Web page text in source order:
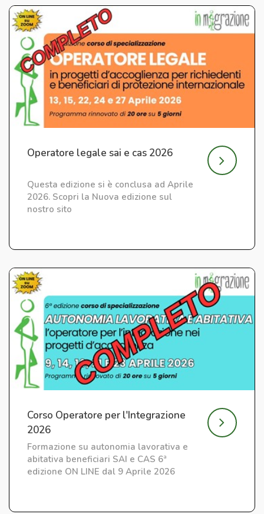
Operatore legale sai e cas 2026
Questa edizione si è conclusa ad Aprile
2026. Scopri la Nuova edizione sul
nostro sito
Corso Operatore per l'Integrazione
2026
Formazione su autonomia lavorativa e
abitativa beneficiari SAI e CAS 6ª
edizione ON LINE dal 9 Aprile 2026